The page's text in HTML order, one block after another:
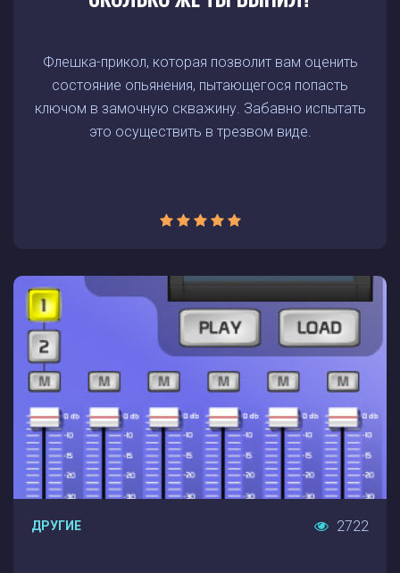
Флешка-прикол, которая позволит вам оценить
состояние опьянения, пытающегося попасть
ключом в замочную скважину. Забавно испытать
это осуществить в трезвом виде.
ДРУГИЕ 2722